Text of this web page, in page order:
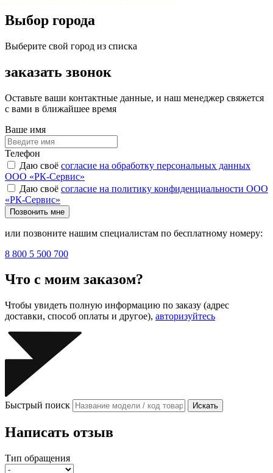
Выбор города
Выберите свой город из списка
заказать звонок
Оставьте ваши контактные данные, и наш менеджер свяжется
с вами в ближайшее время
Ваше имя
Телефон
Даю своё согласие на обработку персональных данных
ООО «РК-Сервис»
Даю своё согласие на политику конфиденциальности ООО
«РК-Сервис»
Позвонить мне
или позвоните нашим специалистам по бесплатному номеру:
8 800 5 500 700
Что с моим заказом?
Чтобы увидеть полную информацию по заказу (адрес
доставки, способ оплаты и другое), авторизуйтесь
Быстрый поиск Искать
Написать отзыв
Тип обращения